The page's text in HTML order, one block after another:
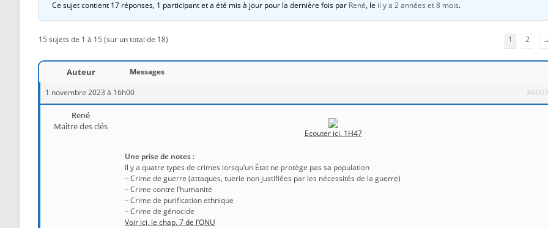
Ce sujet contient 17 réponses, 1 participant et a été mis à jour pour la dernière fois par René, le il y a 2 années et 8 mois.
15 sujets de 1 à 15 (sur un total de 18) 1 2
Auteur
Messages
1 novembre 2023 à 16h00
René
Maître des clés
Ecouter ici. 1H47
Une prise de notes :
Il y a quatre types de crimes lorsqu’un État ne protège pas sa population
– Crime de guerre (attaques, tuerie non justifiées par les nécessités de la guerre)
– Crime contre l’humanité
– Crime de purification ethnique
– Crime de génocide
Voir ici, le chap. 7 de l’ONU